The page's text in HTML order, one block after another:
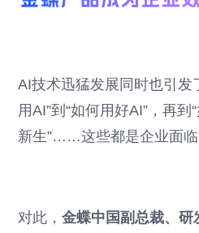
AI技术迅猛发展同时也引发
用AI”到“如何用好AI”，再
新生”……这些都是企业面临
对此，金蝶中国副总裁、